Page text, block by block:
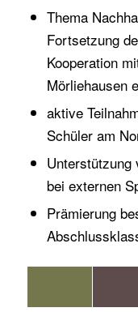
Thema
Fortsetzung
Kooperation
Mörliehausen
aktive
Schüler am
Unterstützung
bei externen
Prämierung